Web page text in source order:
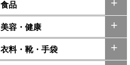
食品
美容・健康
衣料・靴・手袋